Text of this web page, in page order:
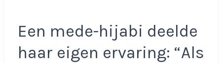
Een mede-hijabi deelde
haar eigen ervaring: “Als